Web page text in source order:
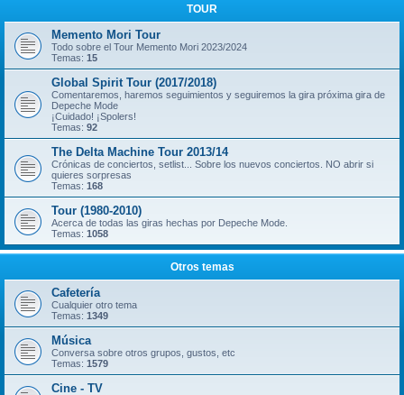
TOUR
Memento Mori Tour
Todo sobre el Tour Memento Mori 2023/2024
Temas: 15
Global Spirit Tour (2017/2018)
Comentaremos, haremos seguimientos y seguiremos la gira próxima gira de
Depeche Mode
¡Cuidado! ¡Spolers!
Temas: 92
The Delta Machine Tour 2013/14
Crónicas de conciertos, setlist... Sobre los nuevos conciertos. NO abrir si
quieres sorpresas
Temas: 168
Tour (1980-2010)
Acerca de todas las giras hechas por Depeche Mode.
Temas: 1058
Otros temas
Cafetería
Cualquier otro tema
Temas: 1349
Música
Conversa sobre otros grupos, gustos, etc
Temas: 1579
Cine - TV